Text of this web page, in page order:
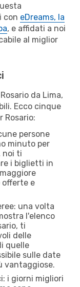
con eDreams, la
, e affidati a noi
al miglior
da Lima,
Ecco cinque
Rosario:
persone
minuto per
noi ti
i biglietti in
offerte e
una volta
l'elenco
ti
delle
quelle
sulle date
vantaggiose.
i giorni migliori